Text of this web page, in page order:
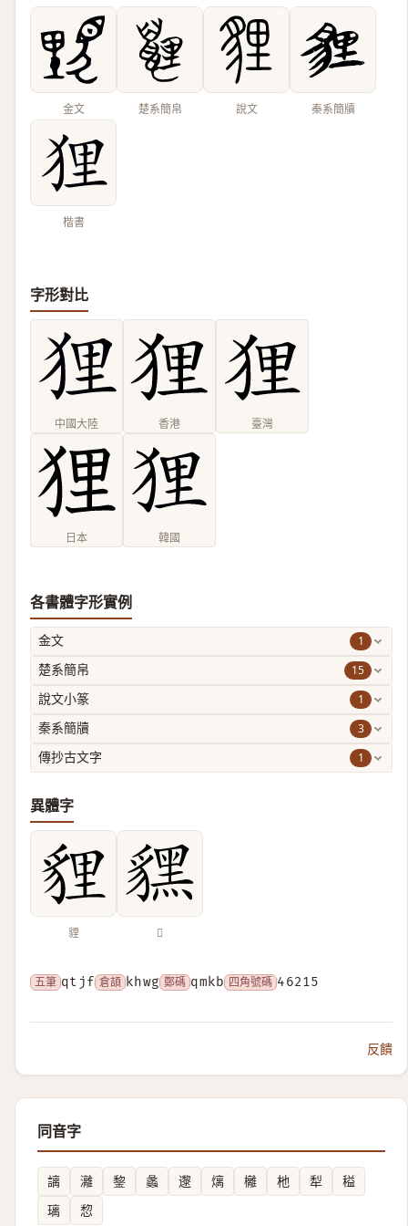
金文 楚系簡帛 說文 秦系簡牘
楷書
字形對比
中國大陸 香港 臺灣
日本 韓國
各書體字形實例
金文 1
楚系簡帛 15
說文小篆 1
秦系簡牘 3
傳抄古文字 1
異體字
貍 𧴔
五筆 qtjf 倉頡 khwg 鄭碼 qmkb 四角號碼 46215
反饋
同音字
謧 灕 錅 蠡 邌 㷰 㰚 杝 犁
䅬
璃
㥎